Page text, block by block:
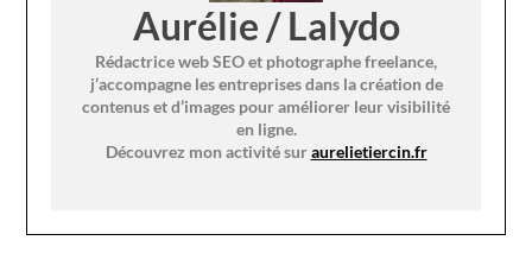
Aurélie / Lalydo
Rédactrice web SEO et photographe freelance,
j’accompagne les entreprises dans la création de
contenus et d’images pour améliorer leur visibilité
en ligne.
Découvrez mon activité suraurelietiercin.fr